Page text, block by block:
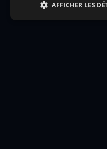
AFFICHER LES